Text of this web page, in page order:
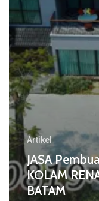
Artikel
JASA
KOLAM
BATAM